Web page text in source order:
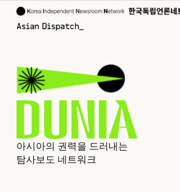
아시아의 권력을 드러내는
탐사보도 네트워크